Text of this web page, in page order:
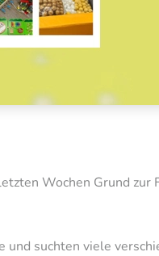
Wochen Grund
suchten viele